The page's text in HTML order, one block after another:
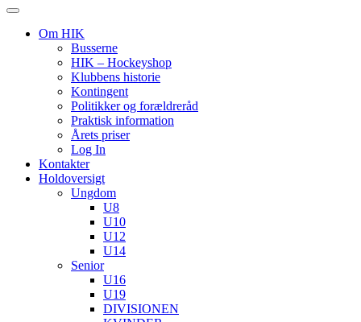
Om HIK
Busserne
HIK – Hockeyshop
Klubbens historie
Kontingent
Politikker og forældreråd
Praktisk information
Årets priser
Log In
Kontakter
Holdoversigt
Ungdom
U8
U10
U12
U14
Senior
U16
U19
DIVISIONEN